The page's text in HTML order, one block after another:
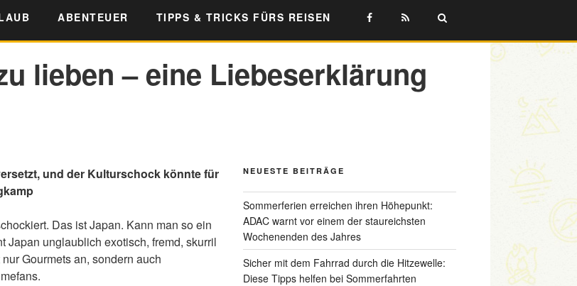
ABENTEUER TIPPS & TRICKS FÜRS REISEN
lieben – eine Liebeserklärung
und der Kulturschock könnte für
Das ist Japan. Kann man so ein
Japan unglaublich exotisch, fremd, skurril
Gourmets an, sondern auch
NEUESTE BEITRÄGE
Sommerferien erreichen ihren Höhepunkt:
ADAC warnt vor einem der staureichsten
Wochenenden des Jahres
Sicher mit dem Fahrrad durch die Hitzewelle:
Diese Tipps helfen bei Sommerfahrten